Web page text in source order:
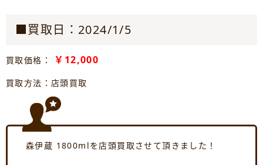
■買取日：2024/1/5
買取価格： ￥12,000
買取方法：店頭買取
森伊蔵 1800mlを店頭買取させて頂きました！